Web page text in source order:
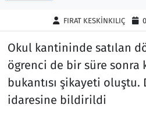
FIRAT KESKİNKILIÇ
Okul kantininde satılan
ögrenci de bir süre sonra
bukantısı şikayeti
idaresine bildirildi
Saray
Şarköy
Siyaset